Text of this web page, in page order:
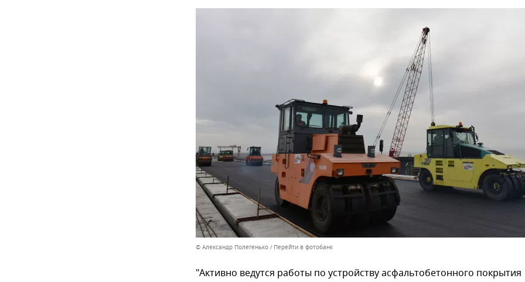
© Александр Полегенько Перейти в фотобанк
"Активно ведутся работы по устройству асфальтобетонного покрытия